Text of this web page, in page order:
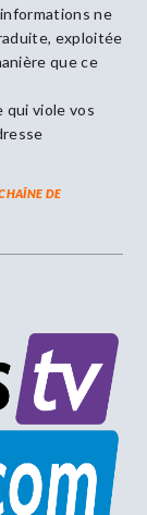
ne
exploitée
que ce
qui viole vos
DE